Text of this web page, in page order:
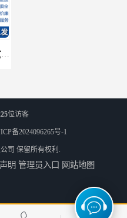
脸盆冷热水龙头批发商 水龙头冷热洗脸盆池 全城配送
位访客
备2024096265号-1
司 保留所有权利.
明 管理员入口 网站地图